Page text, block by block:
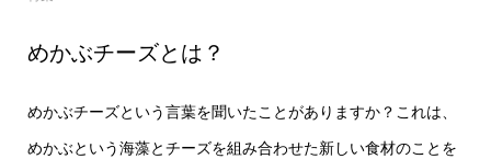
めかぶチーズとは？
めかぶチーズという言葉を聞いたことがありますか？これは、
めかぶという海藻とチーズを組み合わせた新しい食材のことを